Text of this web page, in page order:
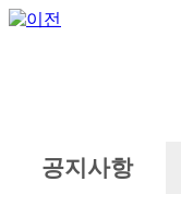
공지사항